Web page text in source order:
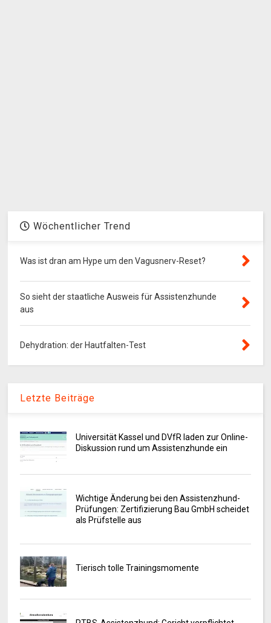
Wöchentlicher Trend
Was ist dran am Hype um den Vagusnerv-Reset?
So sieht der staatliche Ausweis für Assistenzhunde
aus
Dehydration: der Hautfalten-Test
Letzte Beiträge
Universität Kassel und DVfR laden zur Online-
Diskussion rund um Assistenzhunde ein
Wichtige Änderung bei den Assistenzhund-
Prüfungen: Zertifizierung Bau GmbH scheidet
als Prüfstelle aus
Tierisch tolle Trainingsmomente